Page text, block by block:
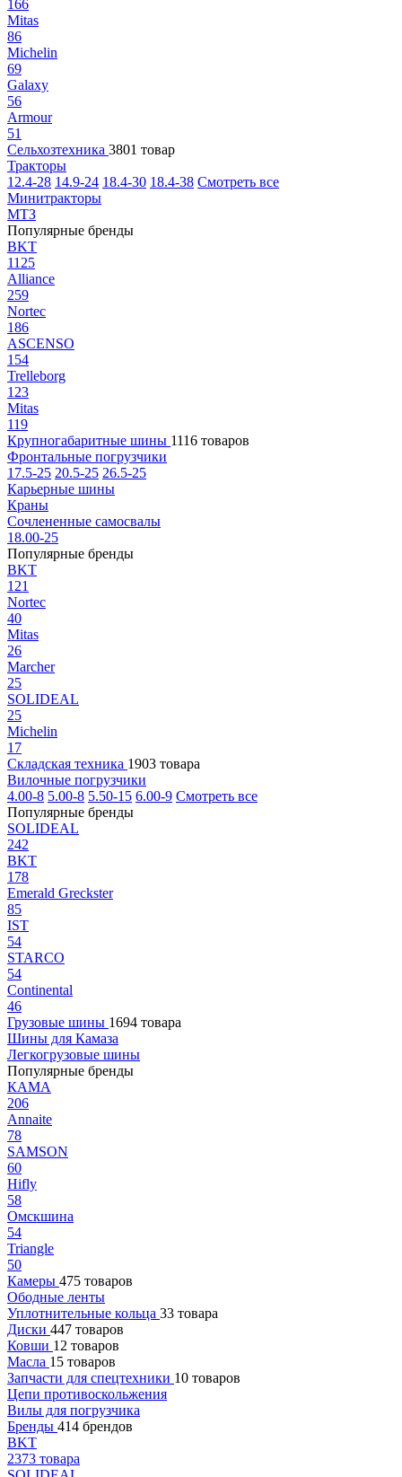
166
Mitas
86
Michelin
69
Galaxy
56
Armour
51
Сельхозтехника 3801 товар
Тракторы
12.4-28 14.9-24 18.4-30 18.4-38 Смотреть все
Минитракторы
МТЗ
Популярные бренды
BKT
1125
Alliance
259
Nortec
186
ASCENSO
154
Trelleborg
123
Mitas
119
Крупногабаритные шины 1116 товаров
Фронтальные погрузчики
17.5-25 20.5-25 26.5-25
Карьерные шины
Краны
Сочлененные самосвалы
18.00-25
Популярные бренды
BKT
121
Nortec
40
Mitas
26
Marcher
25
SOLIDEAL
25
Michelin
17
Складская техника 1903 товара
Вилочные погрузчики
4.00-8 5.00-8 5.50-15 6.00-9 Смотреть все
Популярные бренды
SOLIDEAL
242
BKT
178
Emerald Greckster
85
IST
54
STARCO
54
Continental
46
Грузовые шины 1694 товара
Шины для Камаза
Легкогрузовые шины
Популярные бренды
КАМА
206
Annaite
78
SAMSON
60
Hifly
58
Омскшина
54
Triangle
50
Камеры 475 товаров
Ободные ленты
Уплотнительные кольца 33 товара
Диски 447 товаров
Ковши 12 товаров
Масла 15 товаров
Запчасти для спецтехники 10 товаров
Цепи противоскольжения
Вилы для погрузчика
Бренды 414 брендов
BKT
2373 товара